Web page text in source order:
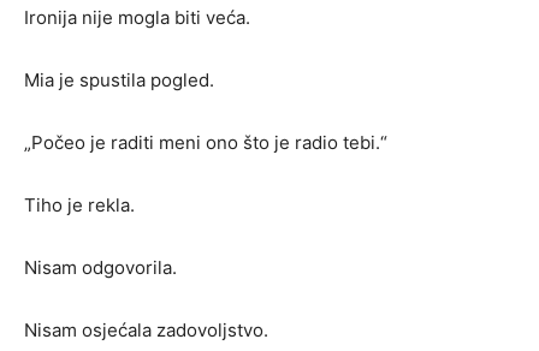
Ironija nije mogla biti veća.
Mia je spustila pogled.
„Počeo je raditi meni ono što je radio tebi.“
Tiho je rekla.
Nisam odgovorila.
Nisam osjećala zadovoljstvo.